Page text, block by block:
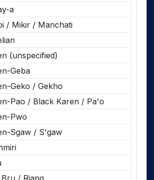
a
/ Mikir / Manchati
(unspecified)
Geba
Geko / Gekho
Pao / Black Karen / Pa'o
Pwo
Sgaw / S'gaw